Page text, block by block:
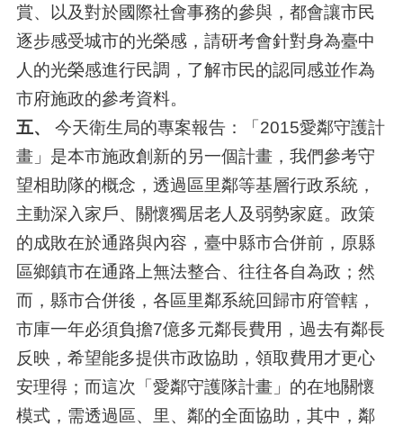
賞、以及對於國際社會事務的參與，都會讓市民
逐步感受城市的光榮感，請研考會針對身為臺中
人的光榮感進行民調，了解市民的認同感並作為
市府施政的參考資料。
五、
今天衛生局的專案報告：「2015愛鄰守護計
畫」是本市施政創新的另一個計畫，我們參考守
望相助隊的概念，透過區里鄰等基層行政系統，
主動深入家戶、關懷獨居老人及弱勢家庭。政策
的成敗在於通路與內容，臺中縣市合併前，原縣
區鄉鎮市在通路上無法整合、往往各自為政；然
而，縣市合併後，各區里鄰系統回歸市府管轄，
市庫一年必須負擔7億多元鄰長費用，過去有鄰長
反映，希望能多提供市政協助，領取費用才更心
安理得；而這次「愛鄰守護隊計畫」的在地關懷
模式，需透過區、里、鄰的全面協助，其中，鄰